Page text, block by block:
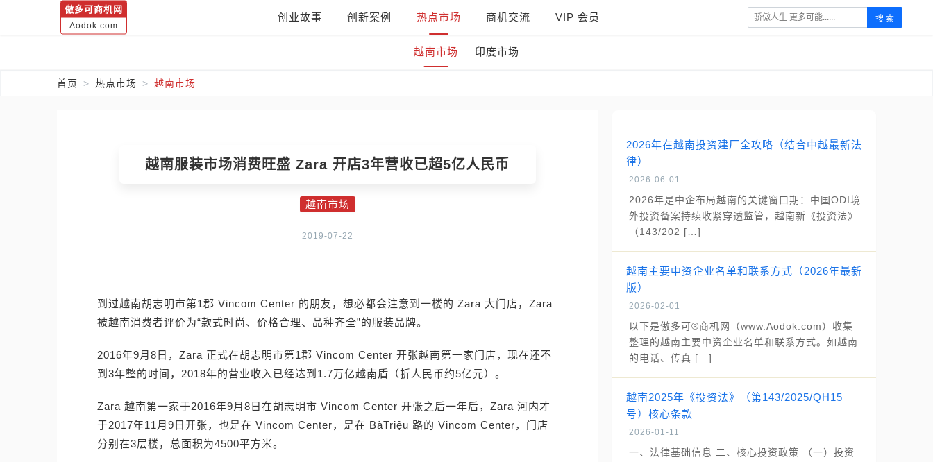
傲多可商机网
Aodok.com
创业故事 创新案例 热点市场 商机交流 VIP 会员 搜 索
越南市场 印度市场
首页 热点市场 越南市场
越南服装市场消费旺盛 Zara 开店3年营收已超5亿人民币
越南市场
2019-07-22
到过越南胡志明市第1郡 Vincom Center 的朋友，想必都会注意到一楼的 Zara 大门店，Zara
被越南消费者评价为“款式时尚、价格合理、品种齐全”的服装品牌。
2016年9月8日，Zara 正式在胡志明市第1郡 Vincom Center 开张越南第一家门店，现在还不
到3年整的时间，2018年的营业收入已经达到1.7万亿越南盾（折人民币约5亿元）。
Zara 越南第一家于2016年9月8日在胡志明市 Vincom Center 开张之后一年后，Zara 河内才
于2017年11月9日开张，也是在 Vincom Center，是在 BàTriệu 路的 Vincom Center，门店
分别在3层楼，总面积为4500平方米。
2026年在越南投资建厂全攻略（结合中越最新法
律）
2026-06-01
2026年是中企布局越南的关键窗口期：中国ODI境
外投资备案持续收紧穿透监管，越南新《投资法》
（143/202 […]
越南主要中资企业名单和联系方式（2026年最新
版）
2026-02-01
以下是傲多可®商机网（www.Aodok.com）收集
整理的越南主要中资企业名单和联系方式。如越南
的电话、传真 […]
越南2025年《投资法》（第143/2025/QH15
号）核心条款
2026-01-11
一、法律基础信息 二、核心投资政策 （一）投资